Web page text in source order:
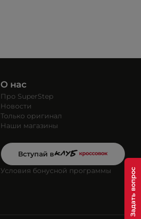
О нас
Про SuperStep
Новости
Только оригинал
Наши магазины
Вступай в
Условия бонусной программы